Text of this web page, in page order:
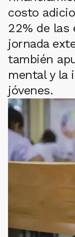
costo
22% de las
jornada
también
mental y la
jóvenes.